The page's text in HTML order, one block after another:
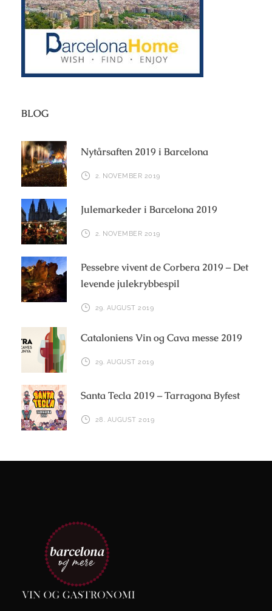
BLOG
Nytårsaften 2019 i Barcelona
2. NOVEMBER 2019
Julemarkeder i Barcelona 2019
2. NOVEMBER 2019
Pessebre vivent de Corbera 2019 – Det
levende julekrybbespil
29. AUGUST 2019
Cataloniens Vin og Cava messe 2019
29. AUGUST 2019
Santa Tecla 2019 – Tarragona Byfest
28. AUGUST 2019